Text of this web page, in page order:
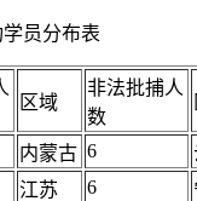
员分布表
区域
非法批捕人
数
内蒙古 6
江苏 6